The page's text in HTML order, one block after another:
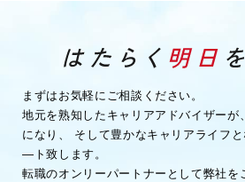
まずはお気軽にご相談ください。
地元を熟知したキャリアアドバイザーが
になり、
そして豊かなキャリアライフ
―ト致します。
転職のオンリーパートナーとして弊社を